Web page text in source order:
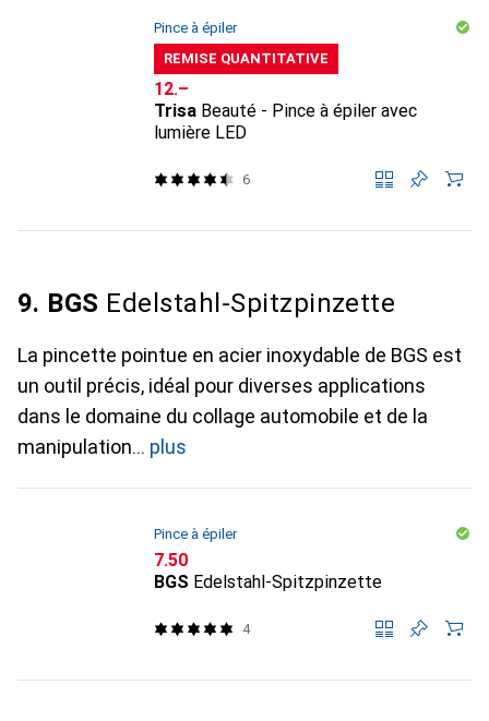
Pince à épiler
REMISE QUANTITATIVE
CHF
12.–
Trisa Beauté - Pince à épiler avec
lumière LED
6
9. BGS Edelstahl-Spitzpinzette
La pincette pointue en acier inoxydable de BGS est
un outil précis, idéal pour diverses applications
dans le domaine du collage automobile et de la
manipulation
plus
Pince à épiler
CHF
7.50
BGS Edelstahl-Spitzpinzette
4